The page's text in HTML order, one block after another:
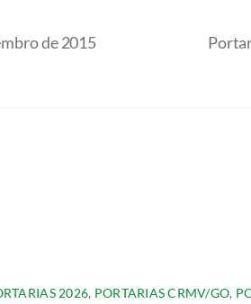
de 2015
2026, PORTARIAS CRMV/GO,